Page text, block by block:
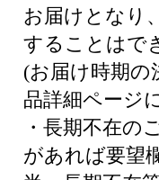
お届けとなり
することはで
(お届け時期
品詳細ページ
・長期不在の
があれば要望